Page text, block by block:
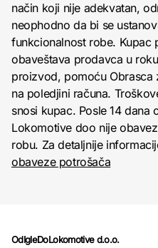
način koji nije adekvatan,
neophodno da bi se
funkcionalnost robe. Kupac
obaveštava prodavca u
proizvod, pomoću Obrasca
na poledjini računa.
snosi kupac. Posle 14 dana
Lokomotive doo nije
robu. Za detaljnije
obaveze potrošača
OdIgleDoLokomotive d.o.o.